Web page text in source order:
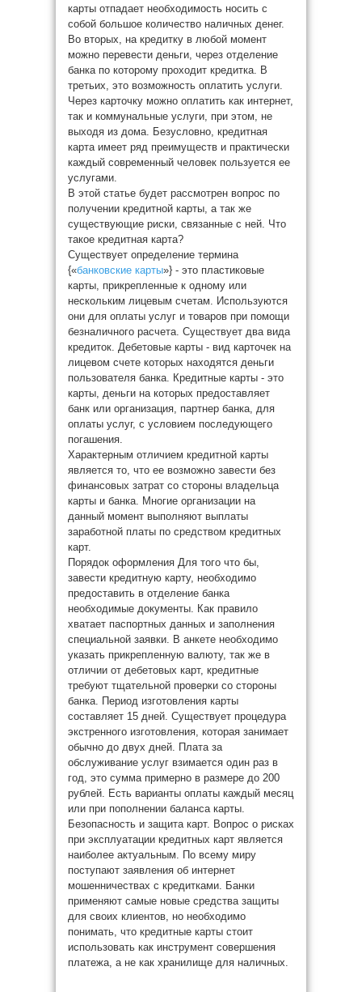
карты отпадает необходимость носить с
собой большое количество наличных денег.
Во вторых, на кредитку в любой момент
можно перевести деньги, через отделение
банка по которому проходит кредитка. В
третьих, это возможность оплатить услуги.
Через карточку можно оплатить как интернет,
так и коммунальные услуги, при этом, не
выходя из дома. Безусловно, кредитная
карта имеет ряд преимуществ и практически
каждый современный человек пользуется ее
услугами.
В этой статье будет рассмотрен вопрос по
получении кредитной карты, а так же
существующие риски, связанные с ней. Что
такое кредитная карта?
Существует определение термина
{«банковские карты»} - это пластиковые
карты, прикрепленные к одному или
нескольким лицевым счетам. Используются
они для оплаты услуг и товаров при помощи
безналичного расчета. Существует два вида
кредиток. Дебетовые карты - вид карточек на
лицевом счете которых находятся деньги
пользователя банка. Кредитные карты - это
карты, деньги на которых предоставляет
банк или организация, партнер банка, для
оплаты услуг, с условием последующего
погашения.
Характерным отличием кредитной карты
является то, что ее возможно завести без
финансовых затрат со стороны владельца
карты и банка. Многие организации на
данный момент выполняют выплаты
заработной платы по средством кредитных
карт.
Порядок оформления Для того что бы,
завести кредитную карту, необходимо
предоставить в отделение банка
необходимые документы. Как правило
хватает паспортных данных и заполнения
специальной заявки. В анкете необходимо
указать прикрепленную валюту, так же в
отличии от дебетовых карт, кредитные
требуют тщательной проверки со стороны
банка. Период изготовления карты
составляет 15 дней. Существует процедура
экстренного изготовления, которая занимает
обычно до двух дней. Плата за
обслуживание услуг взимается один раз в
год, это сумма примерно в размере до 200
рублей. Есть варианты оплаты каждый месяц
или при пополнении баланса карты.
Безопасность и защита карт. Вопрос о рисках
при эксплуатации кредитных карт является
наиболее актуальным. По всему миру
поступают заявления об интернет
мошенничествах с кредитками. Банки
применяют самые новые средства защиты
для своих клиентов, но необходимо
понимать, что кредитные карты стоит
использовать как инструмент совершения
платежа, а не как хранилище для наличных.